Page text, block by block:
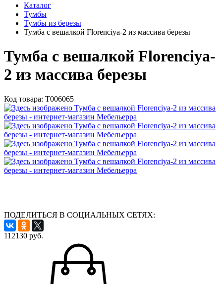
Каталог
Тумбы
Тумбы из березы
Тумба с вешалкой Florenciya-2 из массива березы
Тумба с вешалкой Florenciya-
2 из массива березы
Код товара: Т006065
ПОДЕЛИТЬСЯ В СОЦИАЛЬНЫХ СЕТЯХ:
112130 руб.